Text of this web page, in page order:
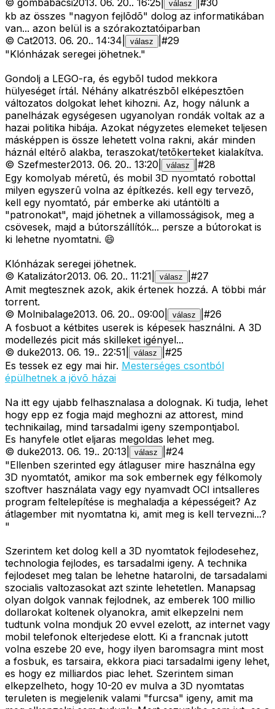
© gombabácsi2013. 06. 20.. 16:25 válasz #30
kb az összes "nagyon fejlõdõ" dolog az informatikában
van... azon belül is a szórakoztatóiparban
© Cat2013. 06. 20.. 14:34 válasz #29
"Klónházak seregei jöhetnek."
Gondolj a LEGO-ra, és egybõl tudod mekkora
hülyeséget írtál. Néhány alkatrészbõl elképesztõen
változatos dolgokat lehet kihozni. Az, hogy nálunk a
panelházak egységesen ugyanolyan rondák voltak az a
hazai politika hibája. Azokat négyzetes elemeket teljesen
másképpen is össze lehetett volna rakni, akár minden
háznál eltérõ alakba, teraszokat/tetõkerteket kialakítva.
© Szefmester2013. 06. 20.. 13:20 válasz #28
Egy komolyab méretû, és mobil 3D nyomtató robottal
milyen egyszerû volna az építkezés. kell egy tervezõ,
kell egy nyomtató, pár emberke aki utántölti a
"patronokat", majd jöhetnek a villamosságisok, meg a
csövesek, majd a bútorszállítók... persze a bútorokat is
ki lehetne nyomtatni. 😄
Klónházak seregei jöhetnek.
© Katalizátor2013. 06. 20.. 11:21 válasz #27
Amit megtesznek azok, akik értenek hozzá. A többi már
torrent.
© Molnibalage2013. 06. 20.. 09:00 válasz #26
A fosbuot a kétbites userek is képesek használni. A 3D
modellezés picit más skilleket igényel...
© duke2013. 06. 19.. 22:51 válasz #25
Es tessek ez egy mai hir. Mesterséges csontból
épülhetnek a jövõ házai
Na itt egy ujabb felhasznalasa a dolognak. Ki tudja, lehet
hogy epp ez fogja majd meghozni az attorest, mind
technikailag, mind tarsadalmi igeny szempontjabol.
Es hanyfele otlet eljaras megoldas lehet meg.
© duke2013. 06. 19.. 20:13 válasz #24
"Ellenben szerinted egy átlaguser mire használna egy
3D nyomtatót, amikor ma sok embernek egy félkomoly
szoftver használata vagy egy nyamvadt OCI intsalleres
program feltelepítése is meghaladja a képességeit? Az
átlagember mit nyomtatna ki, amit meg is kell tervezni...?
"
Szerintem ket dolog kell a 3D nyomtatok fejlodesehez,
technologia fejlodes, es tarsadalmi igeny. A technika
fejlodeset meg talan be lehetne hatarolni, de tarsadalami
szocialis valtozasokat azt szinte lehetetlen. Manapsag
olyan dolgok vannak fejlodnek, az emberek 100 millio
dollarokat koltenek olyanokra, amit elkepzelni nem
tudtunk volna mondjuk 20 evvel ezelott, az internet vagy
mobil telefonok elterjedese elott. Ki a francnak jutott
volna eszebe 20 eve, hogy ilyen baromsagra mint most
a fosbuk, es tarsaira, ekkora piaci tarsadalmi igeny lehet,
es hogy ez milliardos piac lehet. Szerintem siman
elkepzelheto, hogy 10-20 ev mulva a 3D nyomtatas
teruleten is megjelenik valami "furcsa" igeny, amit ma